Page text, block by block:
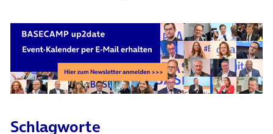
Schlagworte